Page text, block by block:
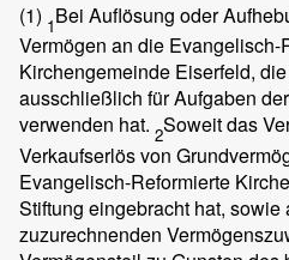
(1) 1Bei Auflösung oder
Vermögen an die Evangelisch-
Kirchengemeinde Eiserfeld,
ausschließlich für Aufgaben
verwenden hat. 2Soweit das
Verkaufserlös von
Evangelisch-Reformierte
Stiftung eingebracht hat, sowie
zuzurechnenden